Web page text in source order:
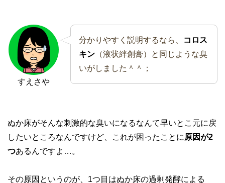
すえさや
分かりやすく説明するなら、 コロス
キン （液状絆創膏）と同じような臭
いがしました＾＾；
ぬか床がそんな刺激的な臭いになるなんて早いとこ元に戻
したいところなんですけど、これが困ったことに 原因が2
つあるんですよ…。
その原因というのが、1つ目はぬか床の過剰発酵による